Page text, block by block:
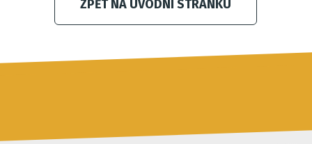
ZPĚT NA ÚVODNÍ STRÁNKU